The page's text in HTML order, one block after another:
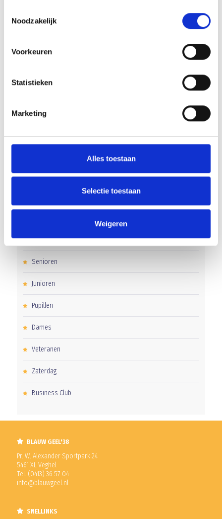
Noodzakelijk
Voorkeuren
Statistieken
Marketing
Alles toestaan
Selectie toestaan
Weigeren
‘Méér kansen voor de eigen jeugd’
Gelijkspel in eerste oefenwedstrijd tweede blok
Clubnieuws
Senioren
Junioren
Pupillen
Dames
Veteranen
Zaterdag
Business Club
BLAUW GEEL'38
Pr. W. Alexander Sportpark 24
5461 XL Veghel
Tel. (0413) 36 57 04
info@blauwgeel.nl
SNELLINKS